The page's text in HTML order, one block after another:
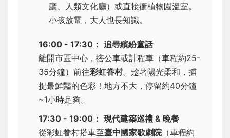
廳、人類文化廳）或直接衝植物園溫室。
小孩放電，大人也長知識。
16:00 - 17:30： 追尋繽紛童話
離開市區中心，搭公車或計程車（車程約25-
35分鐘）前往彩虹眷村。趁著陽光柔和，捕
捉最鮮豔的色彩！地方不大，停留約40分鐘
~1小時足夠。
17:30 - 19:00： 現代建築巡禮 & 晚餐
從彩虹眷村搭車至臺中國家歌劇院（車程約